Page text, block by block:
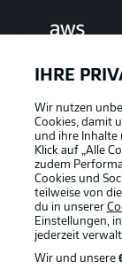
IHRE
Wir nutzen
Cookies, damit
und ihre Inhalte
Klick auf „Alle
zudem
Cookies und
teilweise von
du in unserer
Einstellungen,
jederzeit
Wir und unsere